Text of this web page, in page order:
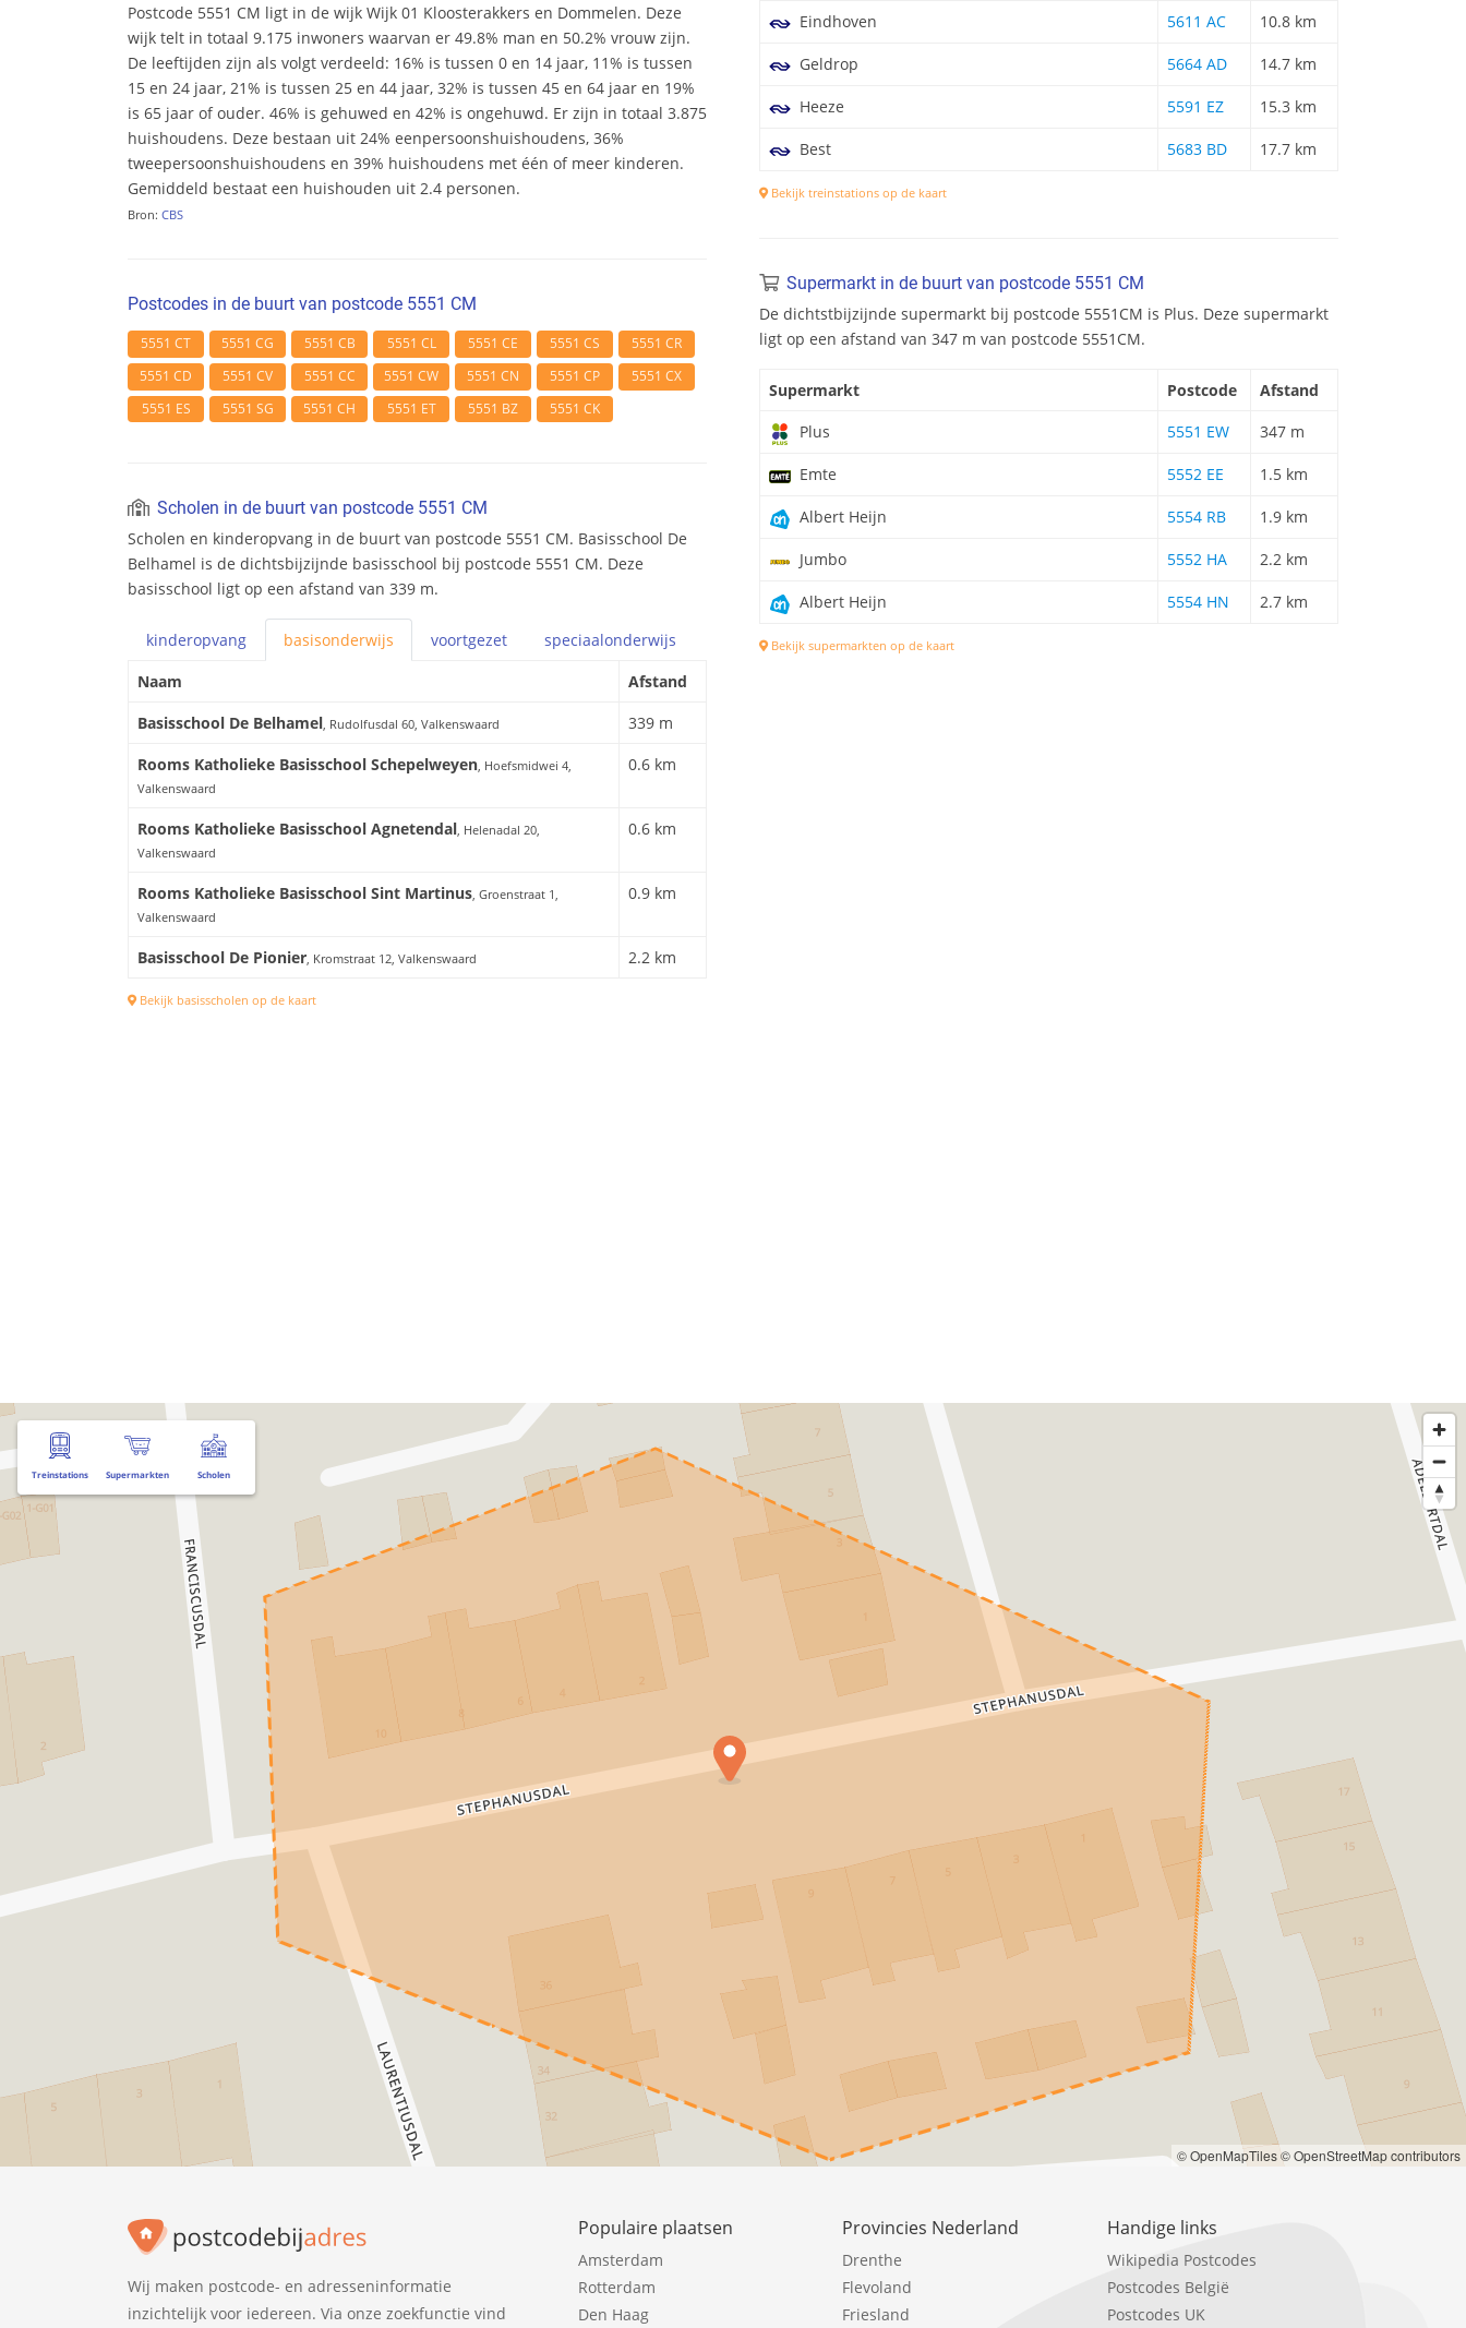
Postcode 5551 CM ligt in de wijk Wijk 01 Kloosterakkers en Dommelen. Deze
wijk telt in totaal 9.175 inwoners waarvan er 49.8% man en 50.2% vrouw zijn.
De leeftijden zijn als volgt verdeeld: 16% is tussen 0 en 14 jaar, 11% is tussen
15 en 24 jaar, 21% is tussen 25 en 44 jaar, 32% is tussen 45 en 64 jaar en 19%
is 65 jaar of ouder. 46% is gehuwed en 42% is ongehuwd. Er zijn in totaal 3.875
huishoudens. Deze bestaan uit 24% eenpersoonshuishoudens, 36%
tweepersoonshuishoudens en 39% huishoudens met één of meer kinderen.
Gemiddeld bestaat een huishouden uit 2.4 personen.
Bron: CBS
Postcodes in de buurt van postcode 5551 CM
5551 CT 5551 CG 5551 CB 5551 CL 5551 CE 5551 CS
5551 CR
5551 CD
5551 CV 5551 CC 5551 CW 5551 CN 5551 CP
5551 CX
5551 ES
5551 SG 5551 CH 5551 ET 5551 BZ 5551 CK
Scholen in de buurt van postcode 5551 CM
Scholen en kinderopvang in de buurt van postcode 5551 CM. Basisschool De
Belhamel is de dichtsbijzijnde basisschool bij postcode 5551 CM. Deze
basisschool ligt op een afstand van 339 m.
kinderopvang basisonderwijs voortgezet speciaalonderwijs
Naam
Afstand
Basisschool De Belhamel, Rudolfusdal 60, Valkenswaard
339 m
Rooms Katholieke Basisschool Schepelweyen, Hoefsmidwei 4,
Valkenswaard
0.6 km
Rooms Katholieke Basisschool Agnetendal, Helenadal 20,
Valkenswaard
0.6 km
Rooms Katholieke Basisschool Sint Martinus, Groenstraat 1,
Valkenswaard
0.9 km
Basisschool De Pionier, Kromstraat 12, Valkenswaard 2.2 km
Bekijk basisscholen op de kaart
Eindhoven 5611 AC 10.8 km
Geldrop 5664 AD 14.7 km
Heeze 5591 EZ 15.3 km
Best 5683 BD 17.7 km
Bekijk treinstations op de kaart
Supermarkt in de buurt van postcode 5551 CM
De dichtstbijzijnde supermarkt bij postcode 5551CM is Plus. Deze supermarkt
ligt op een afstand van 347 m van postcode 5551CM.
Supermarkt Postcode
Afstand
Plus
5551 EW 347 m
Emte 5552 EE 1.5 km
Albert Heijn 5554 RB 1.9 km
Jumbo 5552 HA 2.2 km
Albert Heijn 5554 HN 2.7 km
Bekijk supermarkten op de kaart
Treinstations Supermarkten Scholen
© OpenMapTiles© OpenStreetMap contributors
Wij maken postcode- en adresseninformatie
inzichtelijk voor iedereen. Via onze zoekfunctie vind
Populaire plaatsen
Amsterdam
Rotterdam
Den Haag
Provincies Nederland
Drenthe
Flevoland
Friesland
Handige links
Wikipedia Postcodes
Postcodes België
Postcodes UK